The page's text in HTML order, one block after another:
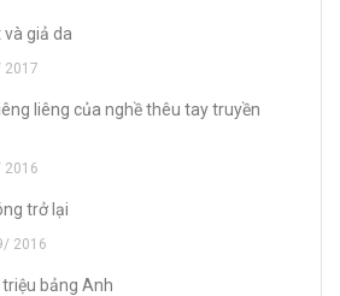
giả da
2017
liêng của nghề thêu tay truyền
2016
trở lại
2016
bảng Anh